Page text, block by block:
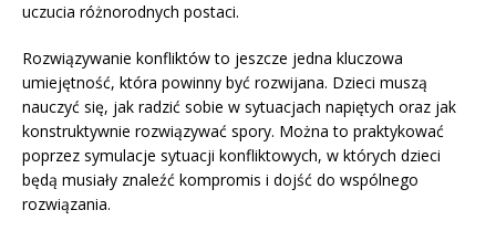
uczucia różnorodnych postaci.
Rozwiązywanie konfliktów to jeszcze jedna kluczowa
umiejętność, która powinny być rozwijana. Dzieci muszą
nauczyć się, jak radzić sobie w sytuacjach napiętych oraz jak
konstruktywnie rozwiązywać spory. Można to praktykować
poprzez symulacje sytuacji konfliktowych, w których dzieci
będą musiały znaleźć kompromis i dojść do wspólnego
rozwiązania.